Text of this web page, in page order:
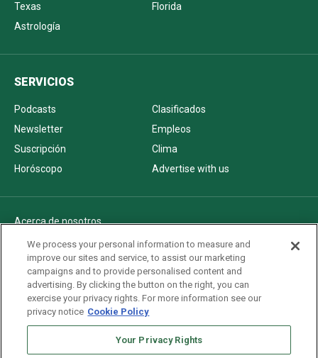
Texas
Florida
Astrología
SERVICIOS
Podcasts
Clasificados
Newsletter
Empleos
Suscripción
Clima
Horóscopo
Advertise with us
Acerca de nosotros
Politica de privacidad
Pautas Editoriales
AdChoices
Advertise with us
Newsletters
We process your personal information to measure and
improve our sites and service, to assist our marketing
campaigns and to provide personalised content and
advertising. By clicking the button on the right, you can
exercise your privacy rights. For more information see our
privacy notice Cookie Policy
Your Privacy Rights